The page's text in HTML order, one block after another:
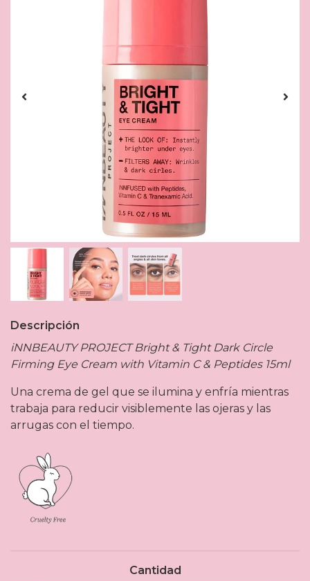
Descripción
iNNBEAUTY PROJECT Bright & Tight Dark Circle
Firming Eye Cream with Vitamin C & Peptides 15ml
Una crema de gel que se ilumina y enfría mientras
trabaja para reducir visiblemente las ojeras y las
arrugas con el tiempo.
Cantidad